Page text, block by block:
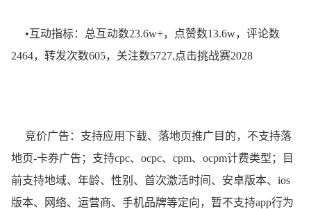
•互动指标：总互动数23.6w+，点赞数13.6w，评论数
2464，转发次数605，关注数5727,点击挑战赛2028
竞价广告：支持应用下载、落地页推广目的，不支持落
地页-卡券广告；支持cpc、ocpc、cpm、ocpm计费类型；目
前支持地域、年龄、性别、首次激活时间、安卓版本、ios
版本、网络、运营商、手机品牌等定向，暂不支持app行为